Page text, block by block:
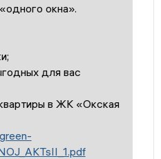
окна».
для вас
в ЖК «Окская